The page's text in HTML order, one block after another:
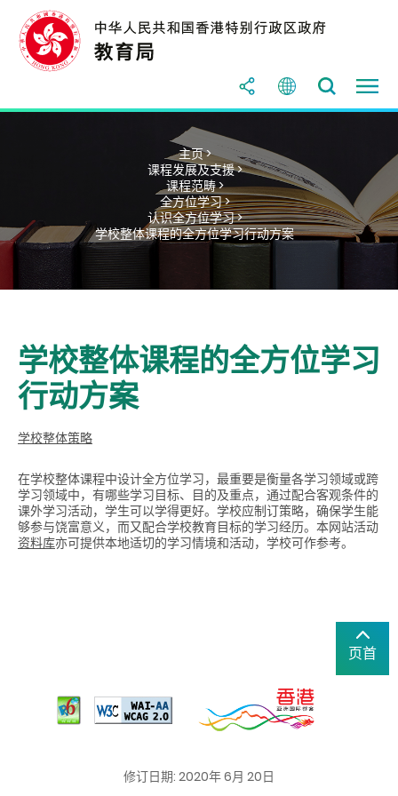
主页 >
课程发展及支援 >
课程范畴 >
全方位学习 >
认识全方位学习 >
学校整体课程的全方位学习行动方案
学校整体课程的全方位学习
行动方案
学校整体策略
在学校整体课程中设计全方位学习，最重要是衡量各学习领域或跨
学习领域中，有哪些学习目标、目的及重点，通过配合客观条件的
课外学习活动，学生可以学得更好。学校应制订策略，确保学生能
够参与饶富意义，而又配合学校教育目标的学习经历。本网站活动
资料库亦可提供本地适切的学习情境和活动，学校可作参考。
页首
修订日期: 2020年 6月 20日